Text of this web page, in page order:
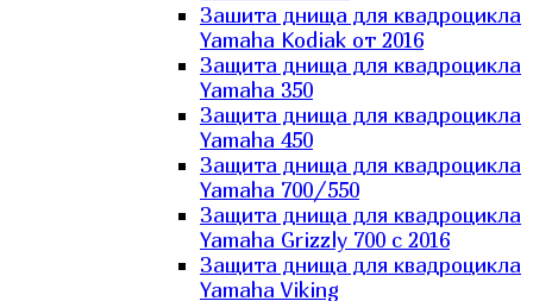
Зашита днища для квадроцикла
Yamaha Kodiak от 2016
Защита днища для квадроцикла
Yamaha 350
Защита днища для квадроцикла
Yamaha 450
Защита днища для квадроцикла
Yamaha 700/550
Защита днища для квадроцикла
Yamaha Grizzly 700 с 2016
Защита днища для квадроцикла
Yamaha Viking